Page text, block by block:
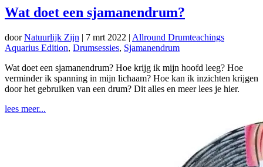
Wat doet een sjamanendrum?
doorNatuurlijk Zijn | 7 mrt 2022 | Allround Drumteachings
Aquarius Edition, Drumsessies, Sjamanendrum
Wat doet een sjamanendrum? Hoe krijg ik mijn hoofd leeg? Hoe
verminder ik spanning in mijn lichaam? Hoe kan ik inzichten krijgen
door het gebruiken van een drum? Dit alles en meer lees je hier.
lees meer...